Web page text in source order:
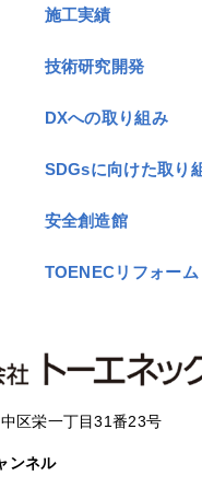
施工実績
技術研究開発
DXへの取り組み
SDGsに向けた取り
安全創造館
TOENECリフォーム
区栄一丁目31番23号
ンネル